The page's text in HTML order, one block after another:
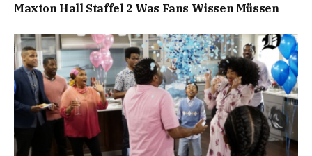
Maxton Hall Staffel 2 Was Fans Wissen Müssen